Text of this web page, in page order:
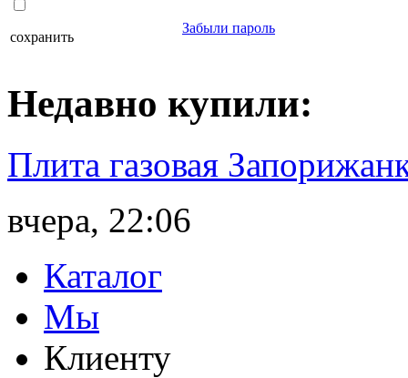
сохранить
Забыли пароль
Недавно купили:
Плита газовая
вчера, 22:06
Каталог
Мы
Клиенту